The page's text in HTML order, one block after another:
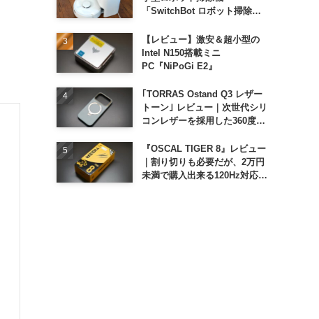
「SwitchBot ロボット掃除機
【レビュー】激安＆超小型の
Intel N150搭載ミニ
PC『NiPoGi E2』
｢TORRAS Ostand Q3 レザー
トーン｣ レビュー｜次世代シリ
コンレザーを採用した360度回
『OSCAL TIGER 8』レビュー
｜割り切りも必要だが、2万円
未満で購入出来る120Hz対応大